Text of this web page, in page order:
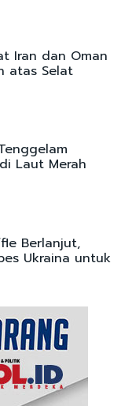
Iran dan Oman
atas Selat
Laut Merah
Berlanjut,
Ukraina untuk